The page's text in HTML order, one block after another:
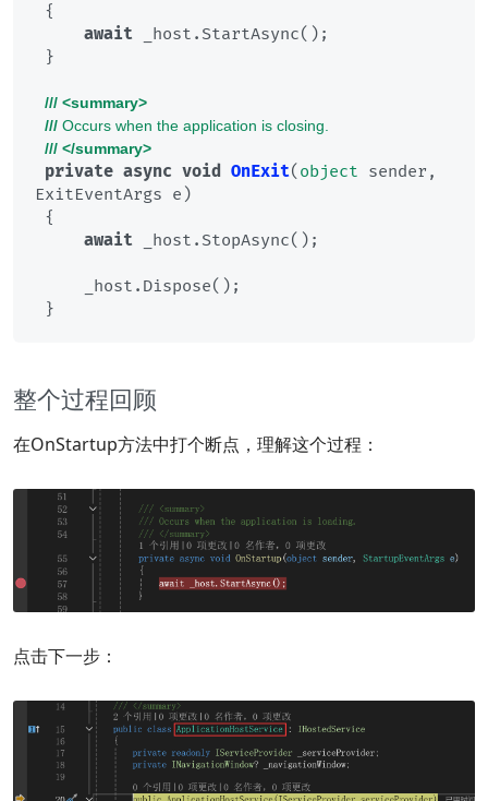
await _host.StartAsync();
/// <summary>
/// Occurs when the application is closing.
/// </summary>
private async void OnExit( object sender,
ExitEventArgs e )
await _host.StopAsync();
整个过程回顾
在OnStartup方法中打个断点，理解这个过程：
点击下一步：